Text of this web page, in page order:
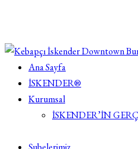
Ana Sayfa
İSKENDER®
Kurumsal
İSKENDER’İN